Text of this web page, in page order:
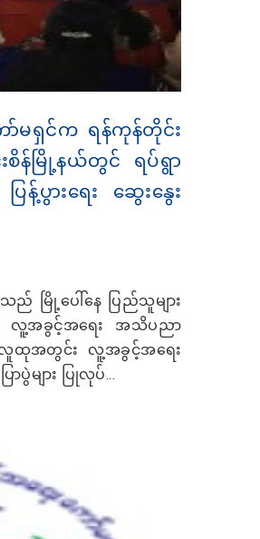
ာ်မရှင်က ရန်ကုန်တိုင်း
စိန်မြို့နယ်တွင် ရပ်ရွာ
ားရေး ဆွေးနွေး
မြို့ပေါ်နေ ပြည်သူများ
၌ လူ့အခွင့်အရေး အသိပညာ
လူထုအတွင်း လူ့အခွင့်အရေး
ပွဲများ ပြုလုပ်...